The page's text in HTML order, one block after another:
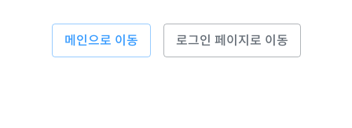
메인으로 이동 로그인 페이지로 이동